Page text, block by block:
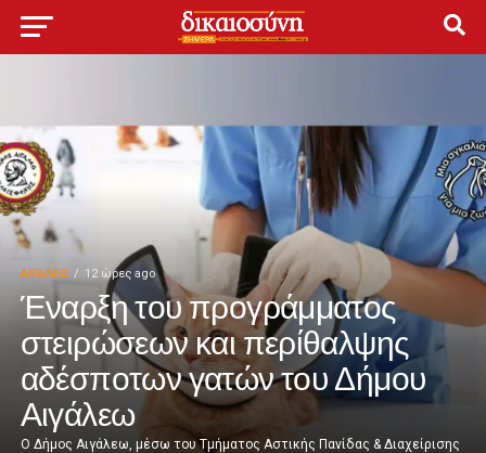
ΑΙΓΑΛΕΩ 12 ώρες ago
Έναρξη του προγράμματος
στειρώσεων και περίθαλψης
αδέσποτων γατών του Δήμου
Αιγάλεω
Ο Δήμος Αιγάλεω, μέσω του Τμήματος Αστικής Πανίδας & Διαχείρισης